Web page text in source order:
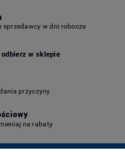
sprzedawcy w dni robocze
w sklepie
przyczyny
na rabaty